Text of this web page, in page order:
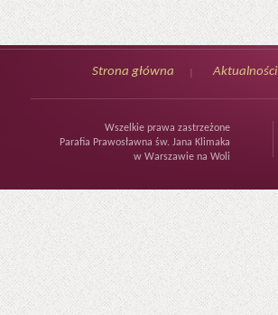
Strona główna Aktualności
Wszelkie prawa zastrzeżone
Parafia Prawosławna św. Jana Klimaka
w Warszawie na Woli